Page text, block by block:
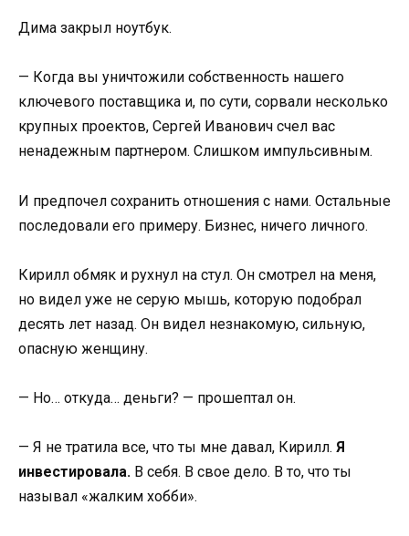
Дима закрыл ноутбук.
— Когда вы уничтожили собственность нашего
ключевого поставщика и, по сути, сорвали несколько
крупных проектов, Сергей Иванович счел вас
ненадежным партнером. Слишком импульсивным.
И предпочел сохранить отношения с нами. Остальные
последовали его примеру. Бизнес, ничего личного.
Кирилл обмяк и рухнул на стул. Он смотрел на меня,
но видел уже не серую мышь, которую подобрал
десять лет назад. Он видел незнакомую, сильную,
опасную женщину.
— Но… откуда… деньги? — прошептал он.
— Я не тратила все, что ты мне давал, Кирилл. Я
инвестировала. В себя. В свое дело. В то, что ты
называл «жалким хобби».